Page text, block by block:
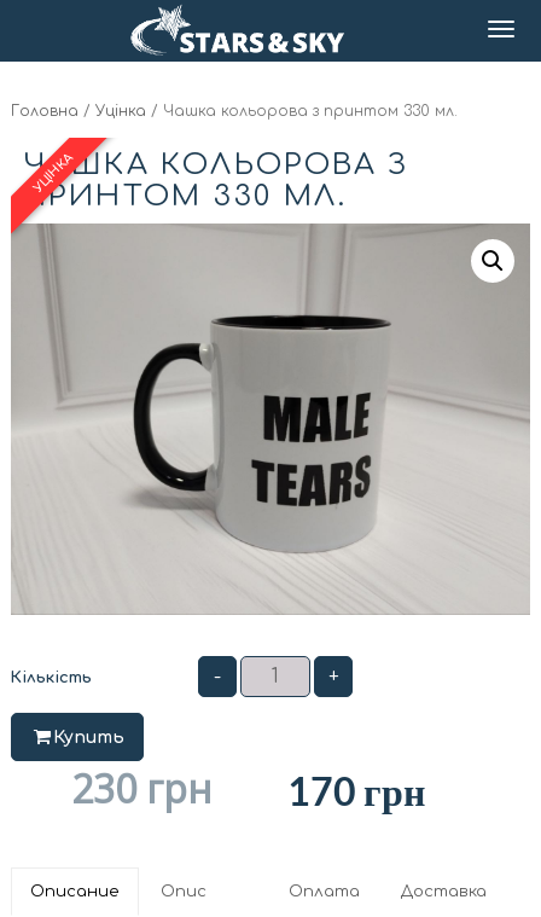
Головна / Уцінка / Чашка кольорова з принтом 330 мл.
ЧАШКА КОЛЬОРОВА З
ПРИНТОМ 330 МЛ.
Кількість - +
Купить
230грн 170грн
Описание Опис Оплата Доставка